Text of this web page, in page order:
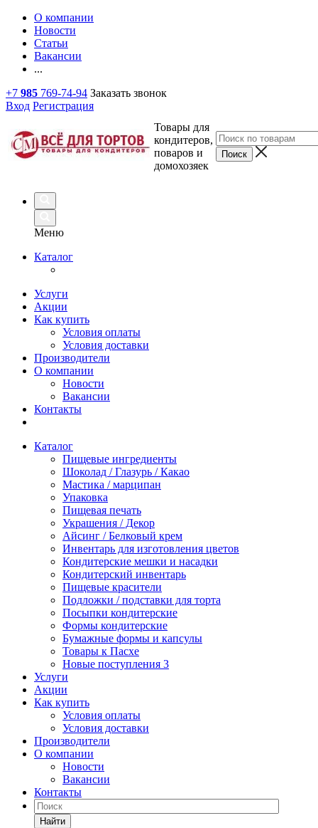
О компании
Новости
Статьи
Вакансии
...
+7 985 769-74-94 Заказать звонок
Вход Регистрация
Товары для
кондитеров,
поваров и
домохозяек
Меню
Каталог
Услуги
Акции
Как купить
Условия оплаты
Условия доставки
Производители
О компании
Новости
Вакансии
Контакты
Каталог
Пищевые ингредиенты
Шоколад / Глазурь / Какао
Мастика / марципан
Упаковка
Пищевая печать
Украшения / Декор
Айсинг / Белковый крем
Инвентарь для изготовления цветов
Кондитерские мешки и насадки
Кондитерский инвентарь
Пищевые красители
Подложки / подставки для торта
Посыпки кондитерские
Формы кондитерские
Бумажные формы и капсулы
Товары к Пасхе
Новые поступления 3
Услуги
Акции
Как купить
Условия оплаты
Условия доставки
Производители
О компании
Новости
Вакансии
Контакты
Найти